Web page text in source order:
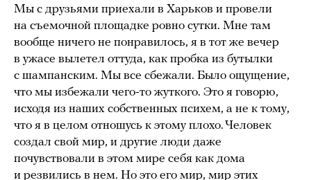
Мы с друзьями приехали в Харьков и провели
на съемочной площадке ровно сутки. Мне там
вообще ничего не понравилось, я в тот же вечер
в ужасе вылетел оттуда, как пробка из бутылки
с шампанским. Мы все сбежали. Было ощущение,
что мы избежали чего-то жуткого. Это я говорю,
исходя из наших собственных психем, а не к тому,
что я в целом отношусь к этому плохо. Человек
создал свой мир, и другие люди даже
почувствовали в этом мире себя как дома
и резвились в нем. Но это его мир, мир этих